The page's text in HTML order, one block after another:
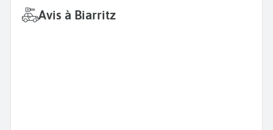
Avis à Biarritz